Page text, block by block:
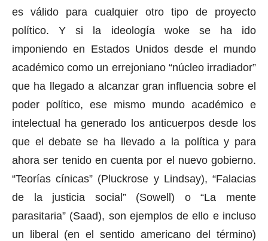
es válido para cualquier otro tipo de proyecto
político. Y si la ideología woke se ha ido
imponiendo en Estados Unidos desde el mundo
académico como un errejoniano “núcleo irradiador”
que ha llegado a alcanzar gran influencia sobre el
poder político, ese mismo mundo académico e
intelectual ha generado los anticuerpos desde los
que el debate se ha llevado a la política y para
ahora ser tenido en cuenta por el nuevo gobierno.
“Teorías cínicas” (Pluckrose y Lindsay), “Falacias
de la justicia social” (Sowell) o “La mente
parasitaria” (Saad), son ejemplos de ello e incluso
un liberal (en el sentido americano del término)